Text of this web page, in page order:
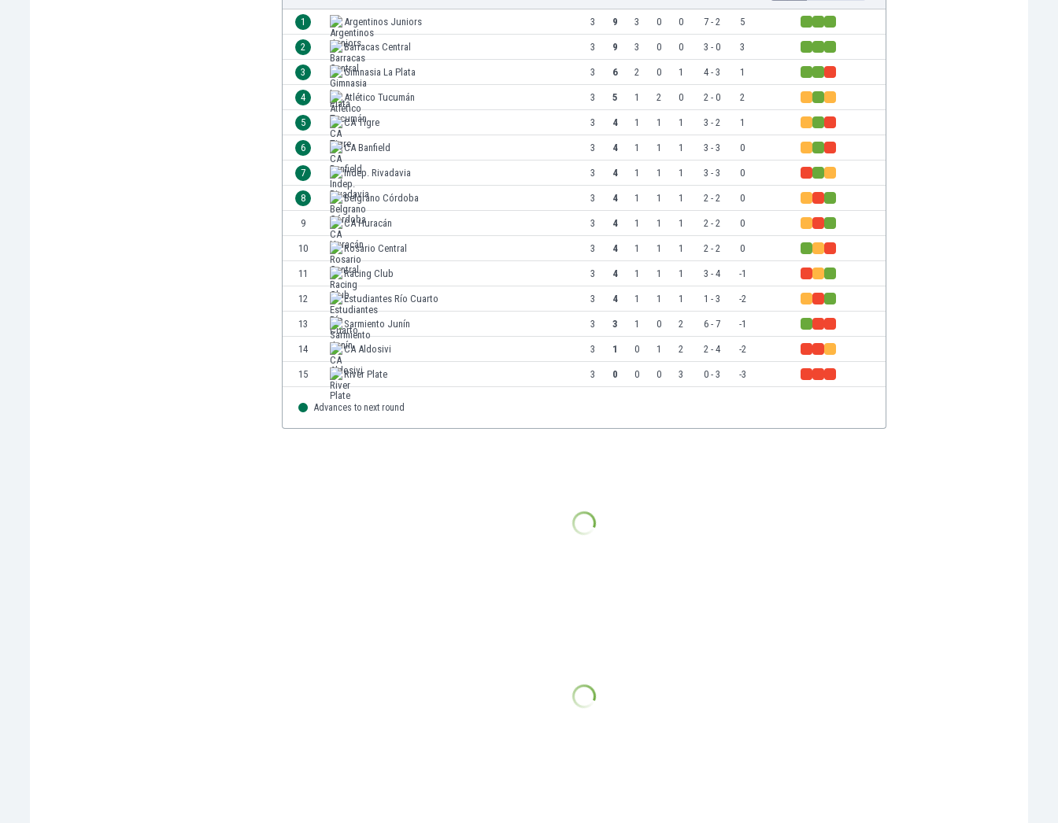
1 Argentinos Juniors 3 9 3 0 0 7 - 2 5
2 Barracas Central 3 9 3 0 0 3 - 0 3
3 Gimnasia La Plata 3 6 2 0 1 4 - 3 1
4 Atlético Tucumán 3 5 1 2 0 2 - 0 2
5 CA Tigre 3 4 1 1 1 3 - 2 1
6 CA Banfield 3 4 1 1 1 3 - 3 0
7 Indep. Rivadavia 3 4 1 1 1 3 - 3 0
8 Belgrano Córdoba 3 4 1 1 1 2 - 2 0
9 CA Huracán 3 4 1 1 1 2 - 2 0
10 Rosario Central 3 4 1 1 1 2 - 2 0
11 Racing Club 3 4 1 1 1 3 - 4 -1
12 Estudiantes Río Cuarto 3 4 1 1 1 1 - 3 -2
13 Sarmiento Junín 3 3 1 0 2 6 - 7 -1
14 CA Aldosivi 3 1 0 1 2 2 - 4 -2
15 River Plate 3 0 0 0 3 0 - 3 -3
Advances to next round